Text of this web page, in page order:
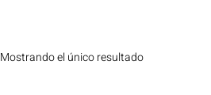
Mostrando el único resultado